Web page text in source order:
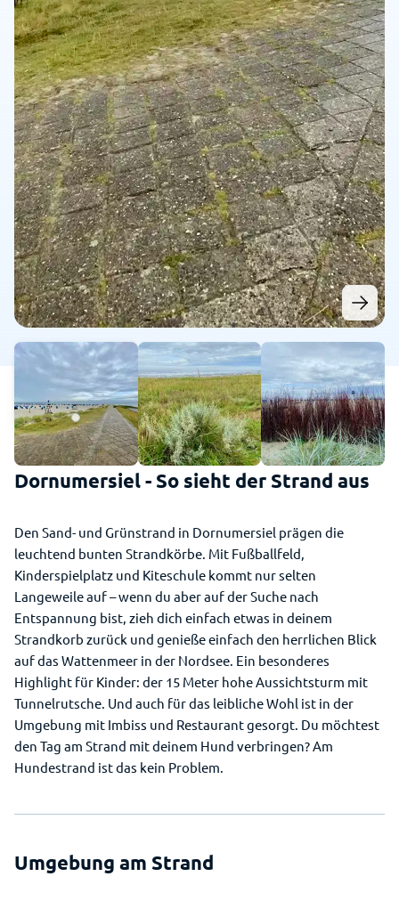
Dornumersiel - So sieht der Strand aus
Den Sand- und Grünstrand in Dornumersiel prägen die
leuchtend bunten Strandkörbe. Mit Fußballfeld,
Kinderspielplatz und Kiteschule kommt nur selten
Langeweile auf – wenn du aber auf der Suche nach
Entspannung bist, zieh dich einfach etwas in deinem
Strandkorb zurück und genieße einfach den herrlichen Blick
auf das Wattenmeer in der Nordsee. Ein besonderes
Highlight für Kinder: der 15 Meter hohe Aussichtsturm mit
Tunnelrutsche. Und auch für das leibliche Wohl ist in der
Umgebung mit Imbiss und Restaurant gesorgt. Du möchtest
den Tag am Strand mit deinem Hund verbringen? Am
Hundestrand ist das kein Problem.
Umgebung am Strand